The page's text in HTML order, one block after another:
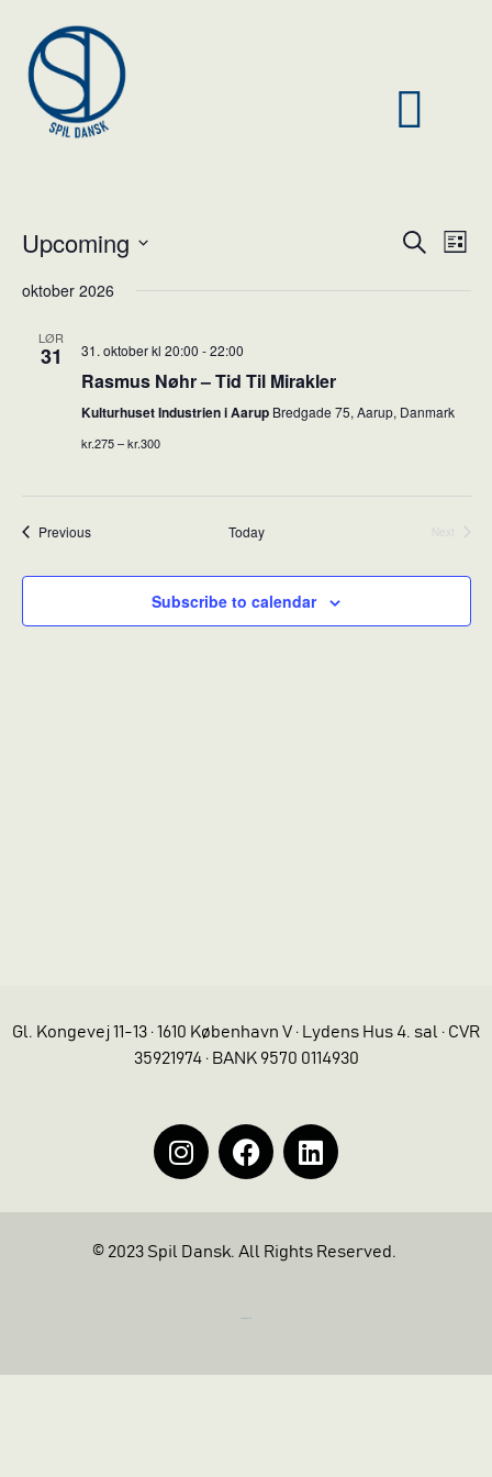
Search
List
Upcoming
date.
oktober 2026
LØR
31 31. oktober kl 20:00 -22:00
Rasmus Nøhr – Tid Til Mirakler
Kulturhuset Industrien i Aarup Bredgade 75, Aarup, Danmark
kr.275 – kr.300
PreviousEvents Today
Subscribe to calendar
Gl. Kongevej 11-13 · 1610 København V · Lydens Hus 4. sal · CVR
35921974 · BANK 9570 0114930
© 2023 Spil Dansk. All Rights Reserved.